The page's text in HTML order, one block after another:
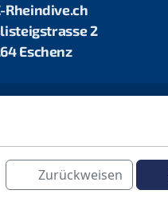
Rheindive.ch
2
Eschenz
Zurückweisen